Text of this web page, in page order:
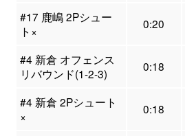
#17 鹿嶋 2Pシュー
ト×
0:20
#4 新倉 オフェンス
リバウンド(1-2-3)
0:18
#4 新倉 2Pシュート
×
0:18